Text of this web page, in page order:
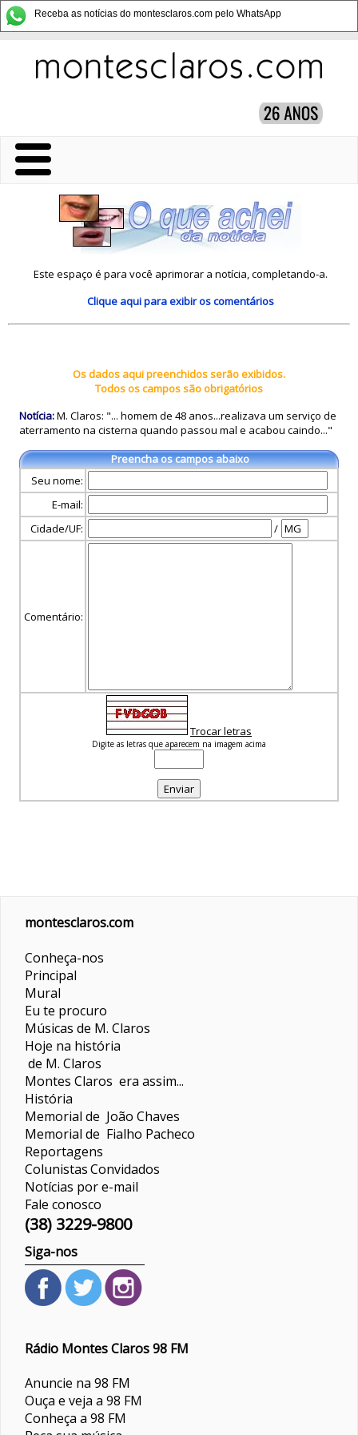
Receba as notícias do montesclaros.com pelo WhatsApp
Este espaço é para você aprimorar a notícia, completando-a.
Clique aquipara exibir os comentários
Os dados aqui preenchidos serão exibidos.
Todos os campos são obrigatórios
Notícia:M. Claros: "... homem de 48 anos...realizava um serviço de
aterramento na cisterna quando passou mal e acabou caindo..."
Preencha os campos abaixo
Seu nome:
E-mail:
Cidade/UF:
/
Comentário:
Trocar letras
Digite as letras que aparecem na imagem acima
montesclaros.com
Conheça-nos
Principal
Mural
Eu te procuro
Músicas de M. Claros
Hoje na história
de M. Claros
Montes Claros era assim...
História
Memorial de João Chaves
Memorial de Fialho Pacheco
Reportagens
ColunistasConvidados
Notícias por e-mail
Fale conosco
(38) 3229-9800
Siga-nos
Rádio Montes Claros 98 FM
Anuncie na 98 FM
Ouça e veja a 98 FM
Conheça a 98 FM